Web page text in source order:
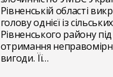
Рівненській області
голову однієї із
Рівненського району
отримання
вигоди. Її…